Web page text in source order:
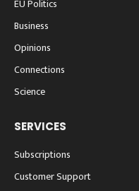
EU Politics
Business
Opinions
Connections
Science
SERVICES
Subscriptions
Customer Support